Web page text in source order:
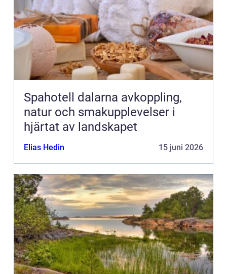
Spahotell dalarna avkoppling,
natur och smakupplevelser i
hjärtat av landskapet
Elias Hedin 15 juni 2026